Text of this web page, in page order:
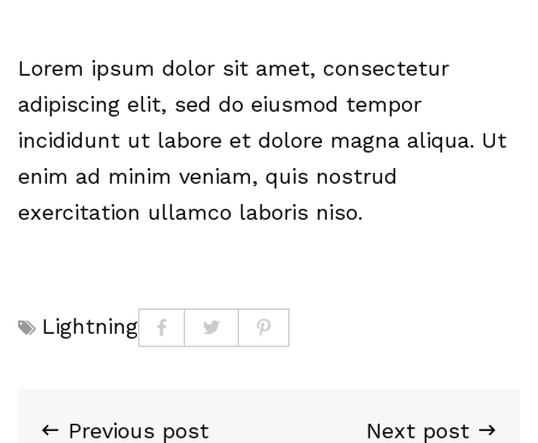
Lorem ipsum dolor sit amet, consectetur
adipiscing elit, sed do eiusmod tempor
incididunt ut labore et dolore magna aliqua. Ut
enim ad minim veniam, quis nostrud
exercitation ullamco laboris niso.
Lightning
Previous post Next post